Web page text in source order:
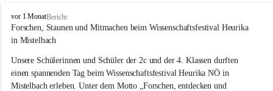
V
o
l
s
s
c
vor 1 MonatBericht
Forschen, Staunen und Mitmachen beim Wissenschaftsfestival Heurika
in Mistelbach
Unsere Schülerinnen und Schüler der 2c und der 4. Klassen durften
einen spannenden Tag beim Wissenschaftsfestival Heurika NÖ in
Mistelbach erleben. Unter dem Motto „Forschen, entdecken und